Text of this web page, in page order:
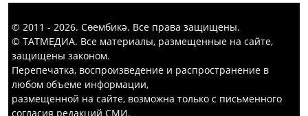
© 2011 - 2026. Сөембикә. Все права защищены.
© ТАТМЕДИА. Все материалы, размещенные на сайте,
защищены законом.
Перепечатка, воспроизведение и распространение в
любом объеме информации,
размещенной на сайте, возможна только с письменного
согласия редакций СМИ.